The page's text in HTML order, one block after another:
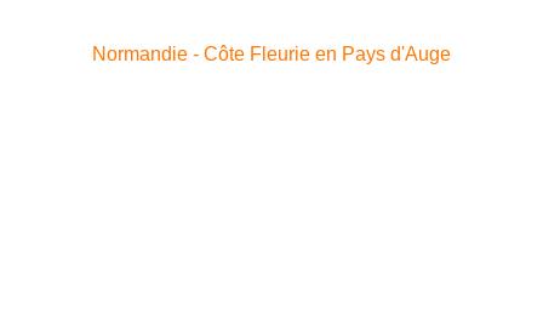
Normandie - Côte Fleurie en Pays d'Auge